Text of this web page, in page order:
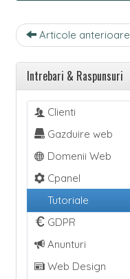
Articole anterioare
Intrebari & Raspunsuri
Clienti
Gazduire web
Domenii Web
Cpanel
Tutoriale
GDPR
Anunturi
Web Design